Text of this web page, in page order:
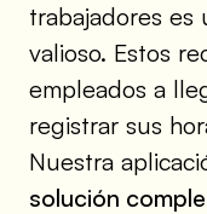
trabajadores es
valioso. Estos
empleados a
registrar sus
Nuestra
solución